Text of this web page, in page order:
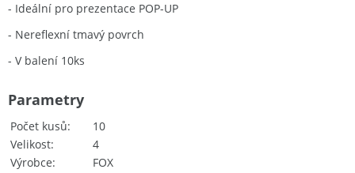
- Ideální pro prezentace POP-UP
- Nereflexní tmavý povrch
- V balení 10ks
Počet kusů
10
Velikost
4
Výrobce
FOX
Parametry